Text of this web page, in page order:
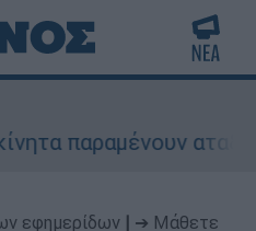
αταξινόμητα - Λύση
εφημερίδων
➔ Μάθετε